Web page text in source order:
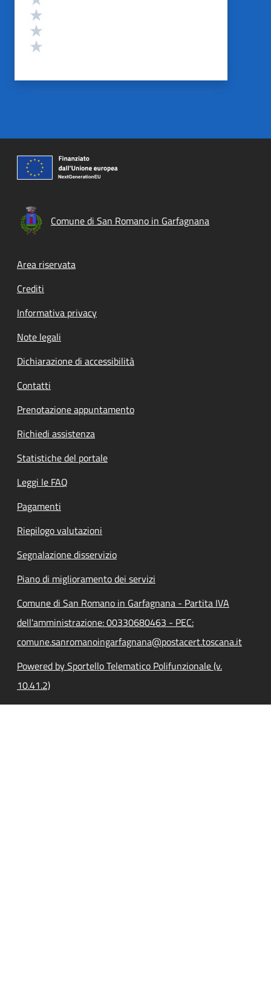
Comune di San Romano in Garfagnana
Footer menu
Area riservata
Crediti
Informativa privacy
Note legali
Dichiarazione di accessibilità
Contatti
Prenotazione appuntamento
Richiedi assistenza
Statistiche del portale
Leggi le FAQ
Pagamenti
Riepilogo valutazioni
Segnalazione disservizio
Piano di miglioramento dei servizi
Comune di San Romano in Garfagnana - Partita IVA
dell'amministrazione: 00330680463 - PEC:
comune.sanromanoingarfagnana@postacert.toscana.it
Powered by Sportello Telematico Polifunzionale (v.
10.41.2)